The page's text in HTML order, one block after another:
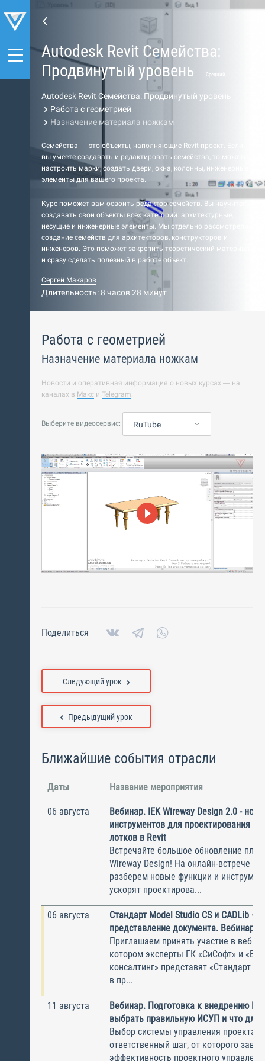
Autodesk Revit Семейства:
Продвинутый уровень
Средний
Autodesk Revit Семейства: Продвинутый уровень
Работа с геометрией
Назначение материала ножкам
Семейства — это объекты, наполняющие Revit-проект. Если
вы умеете создавать и редактировать семейства, то можете
настроить марки, создать двери, окна, колонны, инженерные
элементы для вашего проекта.
Курс поможет вам освоить редактор семейств. Вы научитесь
создавать свои объекты всех категорий: архитектурные,
несущие и инженерные элементы. Мы отдельно рассмотрели
создание семейств для архитекторов, конструкторов и
инженеров. Это поможет закрепить теоретический материал
и сразу сделать полезный в работе объект.
Сергей Макаров
Длительность: 8 часов 28 минут
Работа с геометрией
Назначение материала ножкам
Новости и оперативная информация о новых курсах — на
каналах в Макс и Telegram.
Выберите видеосервис: RuTube
Поделиться
Предыдущий урок
Следующий урок
Ближайшие события отрасли
Даты Название мероприятия
06 августа
Вебинар. IEK Wireway Design 2.0 -
инструментов для проектирования
лотков в Revit
Встречайте большое обновление
Wireway Design! На онлайн-встрече
разберем новые функции и
ускорят проектирова...
06 августа
Стандарт Model Studio CS и CADLib —
представление документа. Вебинар
Приглашаем принять участие в
котором эксперты ГК «СиСофт» и
консалтинг» представят «Стандарт
в пр...
11 августа
Вебинар. Подготовка к внедрению
выбрать правильную ИСУП и что для
Выбор системы управления
ответственный шаг, от которого
эффективность проектного